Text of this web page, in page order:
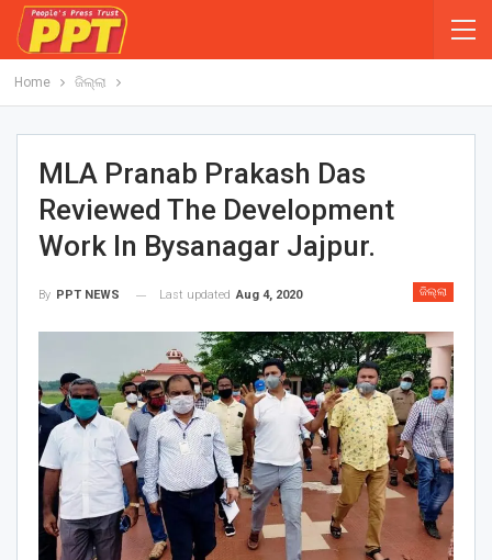
Home ଜିଲ୍ଲା
MLA Pranab Prakash Das
Reviewed The Development
Work In Bysanagar Jajpur.
ଜିଲ୍ଲା
By PPT NEWS Last updated Aug 4, 2020